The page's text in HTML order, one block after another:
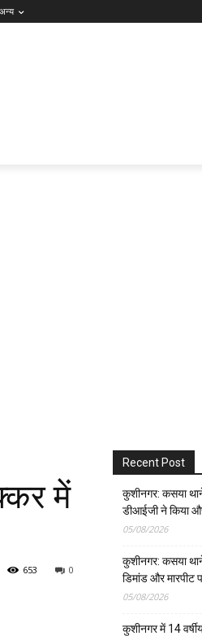
अन्य
में
0
653
Recent Post
कुशीनगर: कसया थाने
डीआईजी ने किया
05/08/2026
कुशीनगर: कसया
डिमांड और मारपीट
05/08/2026
कुशीनगर में 14